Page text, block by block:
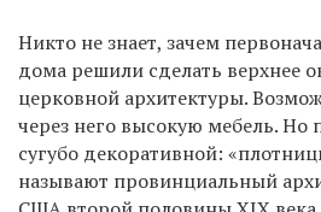
Никто не знает, зачем
дома решили сделать верхнее
церковной архитектуры.
через него высокую мебель. Но
сугубо декоративной:
называют провинциальный